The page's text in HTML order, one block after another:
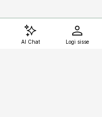
AI Chat Logi sisse